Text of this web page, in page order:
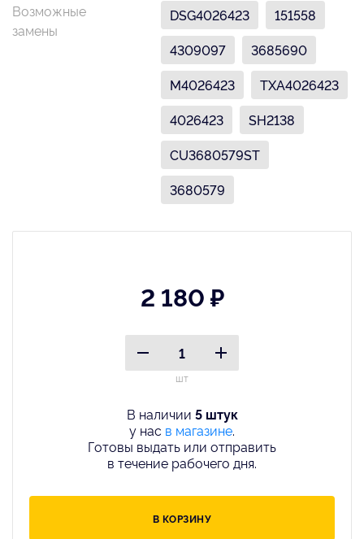
Возможные
замены
DSG4026423
151558
4309097
3685690
M4026423
TXA4026423
4026423
SH2138
CU3680579ST
3680579
2 180 ₽
шт
В наличии 5 штук
у нас в магазине.
Готовы выдать или отправить
в течение рабочего дня.
В КОРЗИНУ